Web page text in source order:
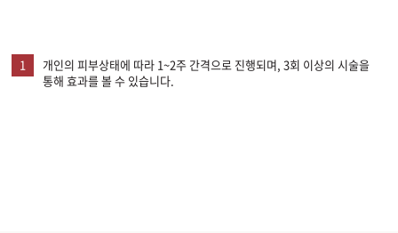
1
개인의 피부상태에 따라 1~2주 간격으로 진행되며, 3회 이상의 시술을
통해 효과를 볼 수 있습니다.